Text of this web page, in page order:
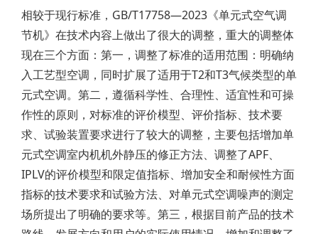
相较于现行标准，GB/T17758—2023《单元式空气调
节机》在技术内容上做出了很大的调整，重大的调整体
现在三个方面：第一，调整了标准的适用范围：明确纳
入工艺型空调，同时扩展了适用于T2和T3气候类型的单
元式空调。第二，遵循科学性、合理性、适宜性和可操
作性的原则，对标准的评价模型、评价指标、技术要
求、试验装置要求进行了较大的调整，主要包括增加单
元式空调室内机机外静压的修正方法、调整了APF、
IPLV的评价模型和限定值指标、增加安全和耐候性方面
指标的技术要求和试验方法、对单元式空调噪声的测定
场所提出了明确的要求等。第三，根据目前产品的技术